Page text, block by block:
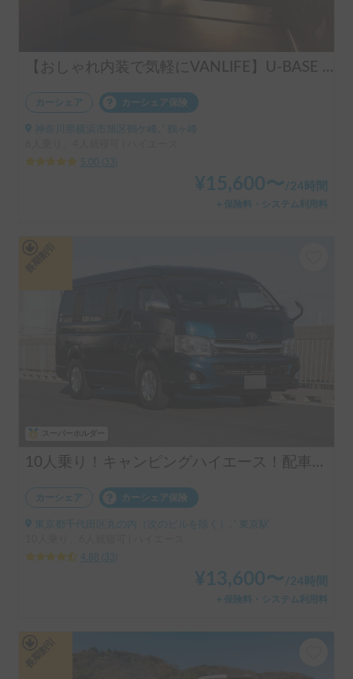
【おしゃれ内装で気軽にVANLIFE】U-BASE ONE | 運転しやすいハイエース！ポータブルエアコンで夏も冬も快適旅へ
カーシェア カーシェア保険
神奈川県横浜市旭区鶴ケ峰, ' 鶴ヶ峰
5.00
33
¥ 15,600〜 /24時間
＋保険料・システム利用料
10人乗り！キャンピングハイエース！配車無料！割引アリ！！
カーシェア カーシェア保険
東京都千代田区丸の内（次のビルを除く）, ' 東京駅
4.88
33
¥ 13,600〜 /24時間
＋保険料・システム利用料